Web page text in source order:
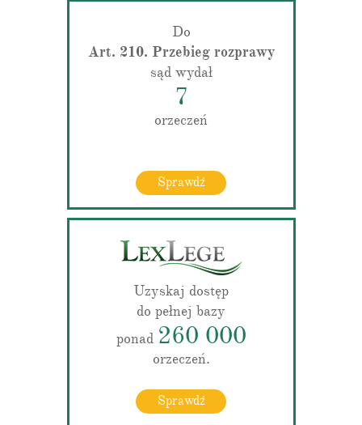
Do
Art. 210. Przebieg rozprawy
sąd wydał
7
orzeczeń
Sprawdź
Uzyskaj dostęp
do pełnej bazy
ponad 260 000
orzeczeń.
Sprawdź